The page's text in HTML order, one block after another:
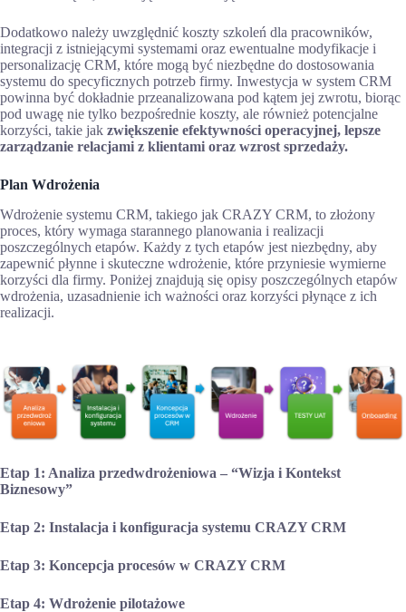
Dodatkowo należy uwzględnić koszty szkoleń dla pracowników,
integracji z istniejącymi systemami oraz ewentualne modyfikacje i
personalizację CRM, które mogą być niezbędne do dostosowania
systemu do specyficznych potrzeb firmy. Inwestycja w system CRM
powinna być dokładnie przeanalizowana pod kątem jej zwrotu, biorąc
pod uwagę nie tylko bezpośrednie koszty, ale również potencjalne
korzyści, takie jak zwiększenie efektywności operacyjnej, lepsze
zarządzanie relacjami z klientami oraz wzrost sprzedaży.
Plan Wdrożenia
Wdrożenie systemu CRM, takiego jak CRAZY CRM, to złożony
proces, który wymaga starannego planowania i realizacji
poszczególnych etapów. Każdy z tych etapów jest niezbędny, aby
zapewnić płynne i skuteczne wdrożenie, które przyniesie wymierne
korzyści dla firmy. Poniżej znajdują się opisy poszczególnych etapów
wdrożenia, uzasadnienie ich ważności oraz korzyści płynące z ich
realizacji.
Etap 1: Analiza przedwdrożeniowa – “Wizja i Kontekst
Biznesowy”
Etap 2: Instalacja i konfiguracja systemu CRAZY CRM
Etap 3: Koncepcja procesów w CRAZY CRM
Etap 4: Wdrożenie pilotażowe